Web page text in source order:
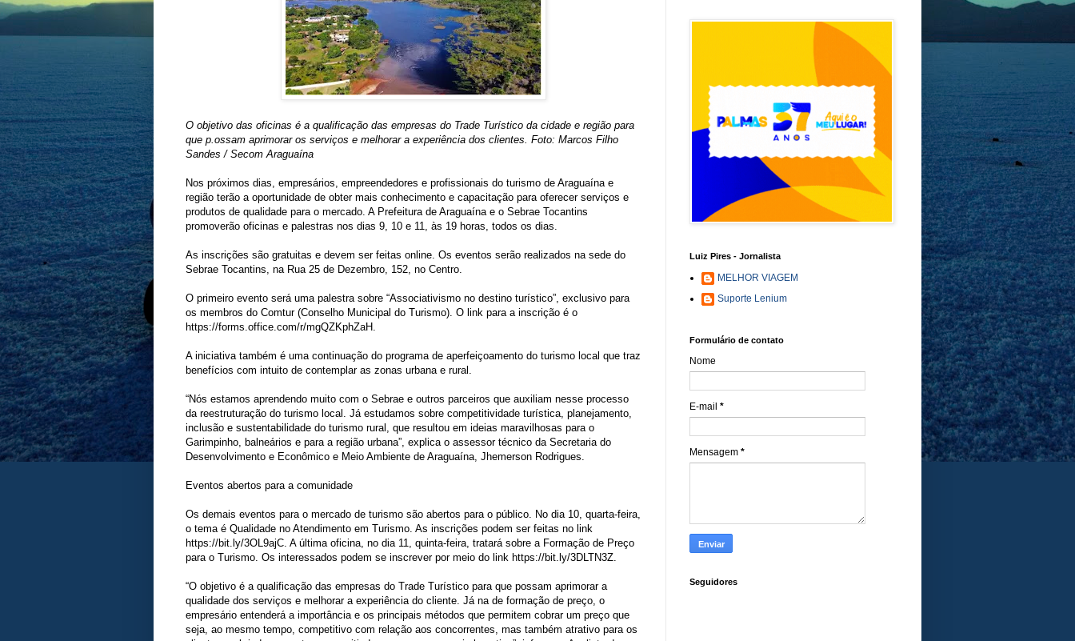
O objetivo das oficinas é a qualificação das empresas do Trade Turístico da cidade e região para
que p.ossam aprimorar os serviços e melhorar a experiência dos clientes. Foto: Marcos Filho
Sandes / Secom Araguaína
Nos próximos dias, empresários, empreendedores e profissionais do turismo de Araguaína e
região terão a oportunidade de obter mais conhecimento e capacitação para oferecer serviços e
produtos de qualidade para o mercado. A Prefeitura de Araguaína e o Sebrae Tocantins
promoverão oficinas e palestras nos dias 9, 10 e 11, às 19 horas, todos os dias.
As inscrições são gratuitas e devem ser feitas online. Os eventos serão realizados na sede do
Sebrae Tocantins, na Rua 25 de Dezembro, 152, no Centro.
O primeiro evento será uma palestra sobre “Associativismo no destino turístico”, exclusivo para
os membros do Comtur (Conselho Municipal do Turismo). O link para a inscrição é o
https://forms.office.com/r/mgQZKphZaH.
A iniciativa também é uma continuação do programa de aperfeiçoamento do turismo local que traz
benefícios com intuito de contemplar as zonas urbana e rural.
“Nós estamos aprendendo muito com o Sebrae e outros parceiros que auxiliam nesse processo
da reestruturação do turismo local. Já estudamos sobre competitividade turística, planejamento,
inclusão e sustentabilidade do turismo rural, que resultou em ideias maravilhosas para o
Garimpinho, balneários e para a região urbana”, explica o assessor técnico da Secretaria do
Desenvolvimento e Econômico e Meio Ambiente de Araguaína, Jhemerson Rodrigues.
Eventos abertos para a comunidade
Os demais eventos para o mercado de turismo são abertos para o público. No dia 10, quarta-feira,
o tema é Qualidade no Atendimento em Turismo. As inscrições podem ser feitas no link
https://bit.ly/3OL9ajC. A última oficina, no dia 11, quinta-feira, tratará sobre a Formação de Preço
para o Turismo. Os interessados podem se inscrever por meio do link https://bit.ly/3DLTN3Z.
“O objetivo é a qualificação das empresas do Trade Turístico para que possam aprimorar a
qualidade dos serviços e melhorar a experiência do cliente. Já na de formação de preço, o
empresário entenderá a importância e os principais métodos que permitem cobrar um preço que
seja, ao mesmo tempo, competitivo com relação aos concorrentes, mas também atrativo para os
Luiz Pires - Jornalista
MELHOR VIAGEM
Suporte Lenium
Formulário de contato
Nome
E-mail *
Mensagem *
Seguidores